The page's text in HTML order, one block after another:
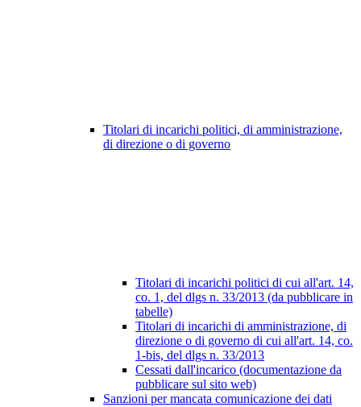
Titolari di incarichi politici, di amministrazione,
di direzione o di governo
Titolari di incarichi politici di cui all'art. 14,
co. 1, del dlgs n. 33/2013 (da pubblicare in
tabelle)
Titolari di incarichi di amministrazione, di
direzione o di governo di cui all'art. 14, co.
1-bis, del dlgs n. 33/2013
Cessati dall'incarico (documentazione da
pubblicare sul sito web)
Sanzioni per mancata comunicazione dei dati